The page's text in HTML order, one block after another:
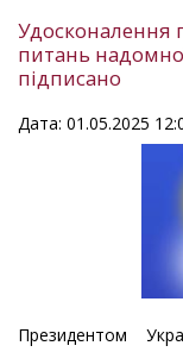
Удосконалення
питань
підписано
Дата: 01.05.2025
Президентом